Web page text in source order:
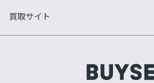
買取サイト